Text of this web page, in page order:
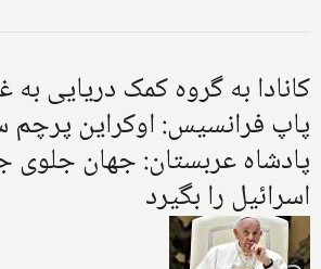
کانادا به گروه کمک دریایی به
پاپ فرانسیس: اوکراین پرچم
پادشاه عربستان: جهان جلوی
اسرائیل را بگیرد